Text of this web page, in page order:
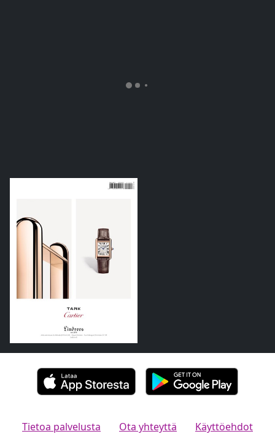
Tietoa palvelusta Ota yhteyttä Käyttöehdot